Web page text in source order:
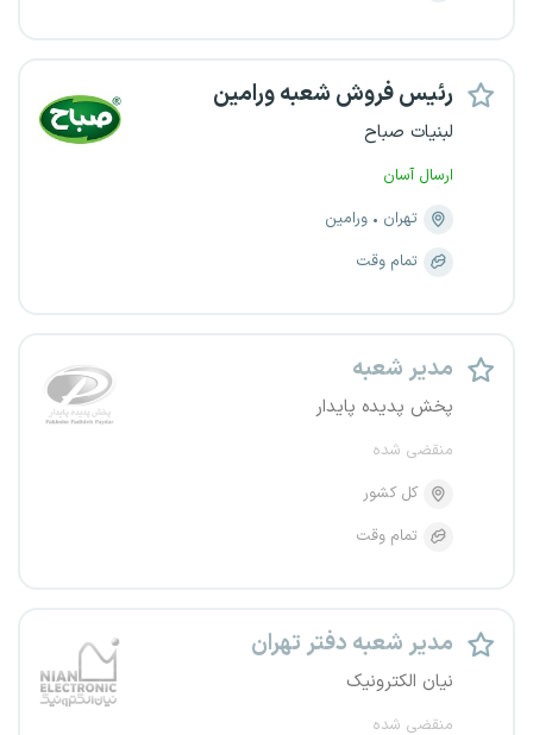
رئیس فروش شعبه ورامین
لبنیات صباح
ارسال آسان
تهران
ورامین
تمام وقت
مدیر شعبه
پخش پدیده پایدار
منقضی شده
کل کشور
تمام وقت
مدیر شعبه دفتر تهران
نیان الکترونیک
منقضی شده